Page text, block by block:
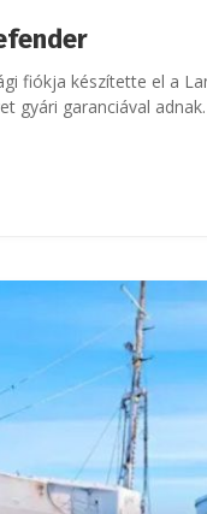
fiókja készítette el a
gyári garanciával adnak.